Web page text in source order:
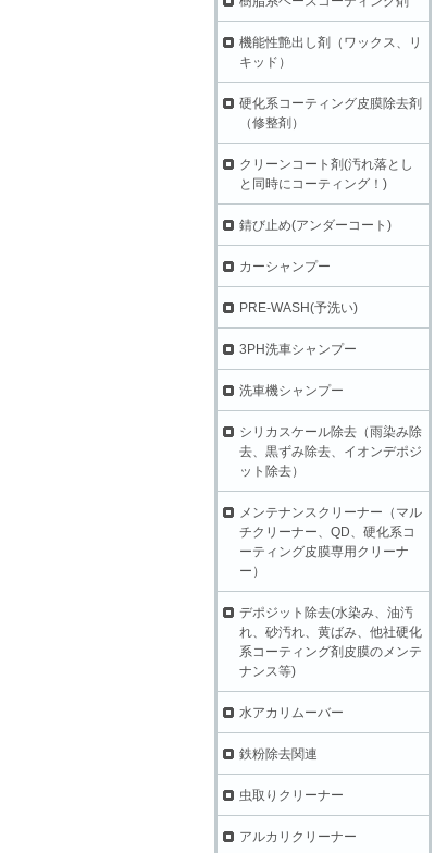
機能性艶出し剤（ワックス、リ
キッド）
硬化系コーティング皮膜除去剤
（修整剤）
クリーンコート剤(汚れ落とし
と同時にコーティング！)
錆び止め(アンダーコート)
カーシャンプー
PRE-WASH(予洗い)
3PH洗車シャンプー
洗車機シャンプー
シリカスケール除去（雨染み除
去、黒ずみ除去、イオンデポジ
ット除去）
メンテナンスクリーナー（マル
チクリーナー、QD、硬化系コ
ーティング皮膜専用クリーナ
ー）
デポジット除去(水染み、油汚
れ、砂汚れ、黄ばみ、他社硬化
系コーティング剤皮膜のメンテ
ナンス等)
水アカリムーバー
鉄粉除去関連
虫取りクリーナー
アルカリクリーナー